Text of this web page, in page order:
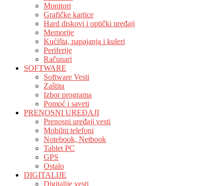
Monitori
Grafičke kartice
Hard diskovi i optički uređaji
Memorije
Kućišta, napajanja i kuleri
Periferije
Računari
SOFTWARE
Software Vesti
Zaštita
Izbor programa
Pomoć i saveti
PRENOSNI UREĐAJI
Prenosni uređaji vesti
Mobilni telefoni
Notebook, Netbook
Tablet PC
GPS
Ostalo
DIGITALIJE
Digitalije vesti